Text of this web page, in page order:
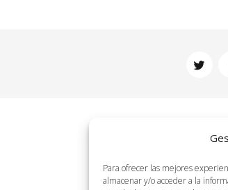
Para ofrecer las mejores
almacenar y/o acceder a la